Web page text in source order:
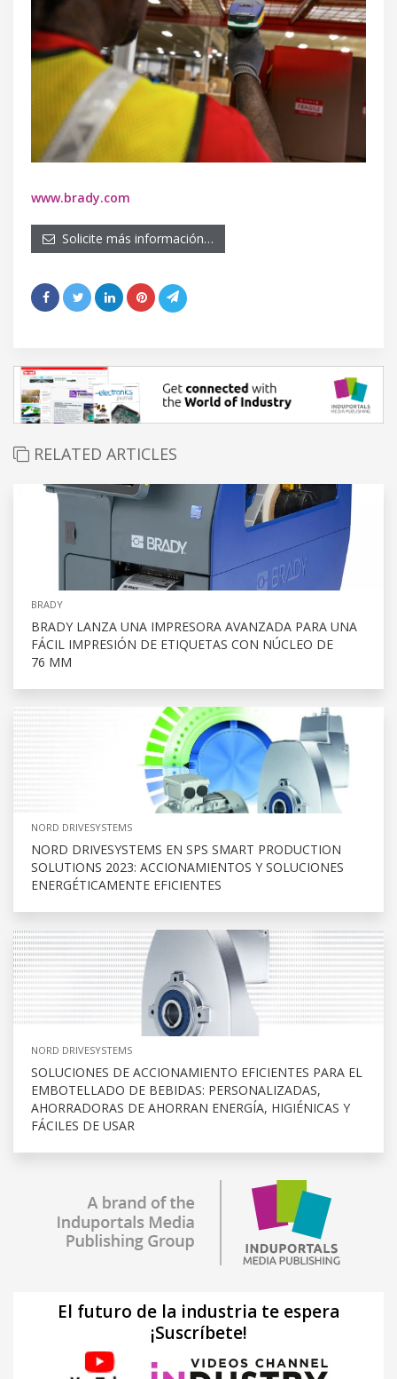
www.brady.com
Solicite más información…
RELATED ARTICLES
BRADY
BRADY LANZA UNA IMPRESORA AVANZADA PARA UNA
FÁCIL IMPRESIÓN DE ETIQUETAS CON NÚCLEO DE
76 MM
NORD DRIVESYSTEMS
NORD DRIVESYSTEMS EN SPS SMART PRODUCTION
SOLUTIONS 2023: ACCIONAMIENTOS Y SOLUCIONES
ENERGÉTICAMENTE EFICIENTES
NORD DRIVESYSTEMS
SOLUCIONES DE ACCIONAMIENTO EFICIENTES PARA EL
EMBOTELLADO DE BEBIDAS: PERSONALIZADAS,
AHORRADORAS DE AHORRAN ENERGÍA, HIGIÉNICAS Y
FÁCILES DE USAR
El futuro de la industria te espera
¡Suscríbete!